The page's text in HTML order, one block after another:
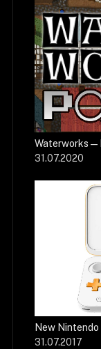
Waterworks —
31.07.2020
New
31.07.2017